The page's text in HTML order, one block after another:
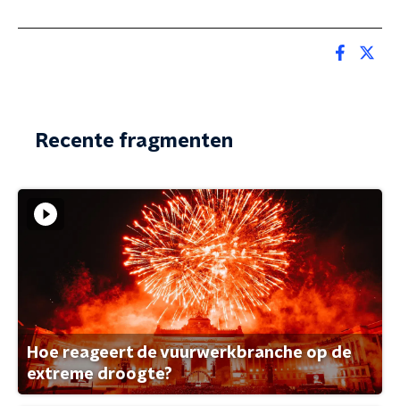
Recente fragmenten
Hoe reageert de vuurwerkbranche op de
extreme droogte?